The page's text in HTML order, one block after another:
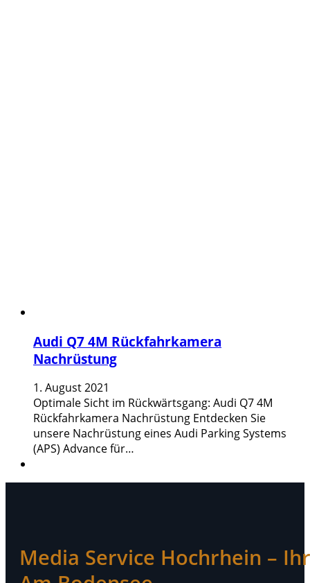
Audi Q7 4M Rückfahrkamera
Nachrüstung
1. August 2021
Optimale Sicht im Rückwärtsgang: Audi Q7 4M
Rückfahrkamera Nachrüstung Entdecken Sie
unsere Nachrüstung eines Audi Parking Systems
(APS) Advance für…
Media Service Hochrhein –